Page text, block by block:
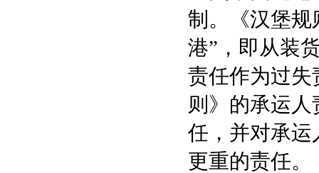
制。《汉堡规
港”，即从装
责任作为过失
则》的承运
任，并对承运
更重的责任